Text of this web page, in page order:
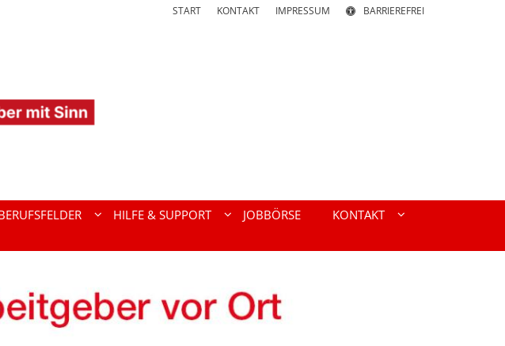
START KONTAKT IMPRESSUM BARRIEREFREI
HILFE & SUPPORT JOBBÖRSE KONTAKT